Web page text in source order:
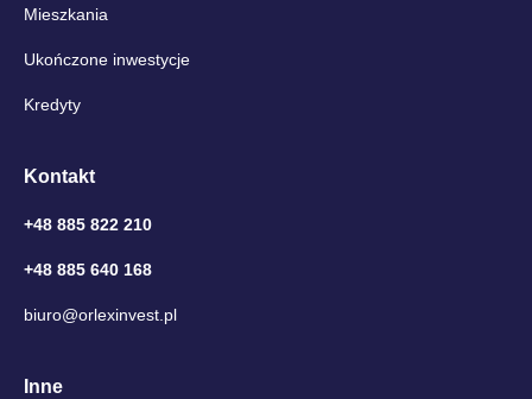
Mieszkania
Ukończone inwestycje
Kredyty
Kontakt
+48 885 822 210
+48 885 640 168
biuro@orlexinvest.pl
Inne